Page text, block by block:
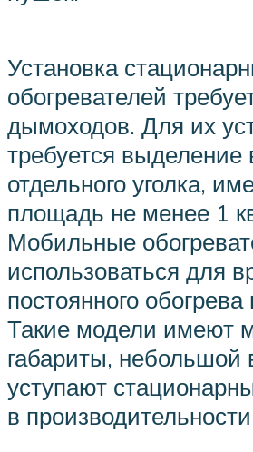
Установка
обогревателей
дымоходов. Для их
требуется
отдельного уголка,
площадь не менее 1
Мобильные
использоваться для
постоянного
Такие модели имеют
габариты, небольшой
уступают
в